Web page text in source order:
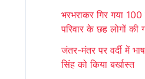
c
f
भरभराकर गिर गया
परिवार के छह लोगों की
जंतर-मंतर पर वर्दी में
सिंह को किया बर्खास्त